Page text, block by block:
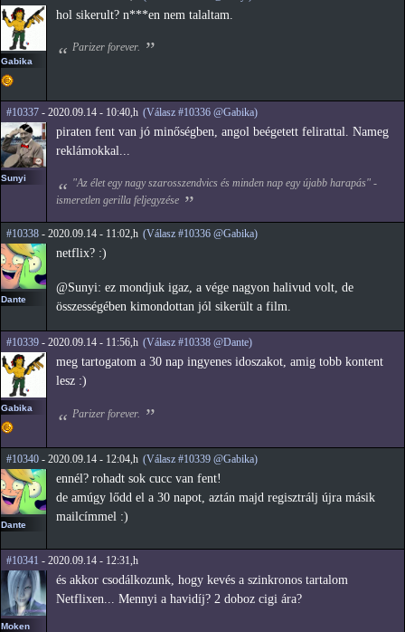
Gabika
hol sikerult? n***en nem talaltam.
Parizer forever.
#10337 - 2020.09.14 - 10:40,h (Válasz #10336 @Gabika)
Sunyi
piraten fent van jó minőségben, angol beégetett felirattal. Nameg
reklámokkal...
"Az élet egy nagy szarosszendvics és minden nap egy újabb harapás" -
ismeretlen gerilla feljegyzése
#10338 - 2020.09.14 - 11:02,h (Válasz #10336 @Gabika)
Dante
netflix? :)
@Sunyi: ez mondjuk igaz, a vége nagyon halivud volt, de
összességében kimondottan jól sikerült a film.
#10339 - 2020.09.14 - 11:56,h (Válasz #10338 @Dante)
Gabika
meg tartogatom a 30 nap ingyenes idoszakot, amig tobb kontent
lesz :)
Parizer forever.
#10340 - 2020.09.14 - 12:04,h (Válasz #10339 @Gabika)
Dante
ennél? rohadt sok cucc van fent!
de amúgy lődd el a 30 napot, aztán majd regisztrálj újra másik
mailcímmel :)
#10341 - 2020.09.14 - 12:31,h
Moken
és akkor csodálkozunk, hogy kevés a szinkronos tartalom
Netflixen... Mennyi a havidíj? 2 doboz cigi ára?